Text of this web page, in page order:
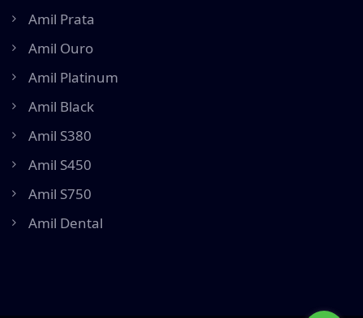
Amil Prata
Amil Ouro
Amil Platinum
Amil Black
Amil S380
Amil S450
Amil S750
Amil Dental